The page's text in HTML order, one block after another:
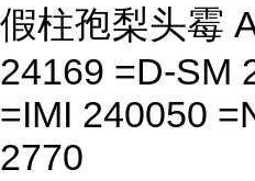
假柱孢梨头霉
24169 =D-SM
=IMI 240050
2770